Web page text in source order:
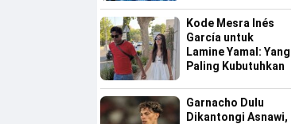
Sinjai
Kode Mesra Inés
García untuk
Lamine Yamal: Yang
Paling Kubutuhkan
Garnacho Dulu
Dikantongi Asnawi,